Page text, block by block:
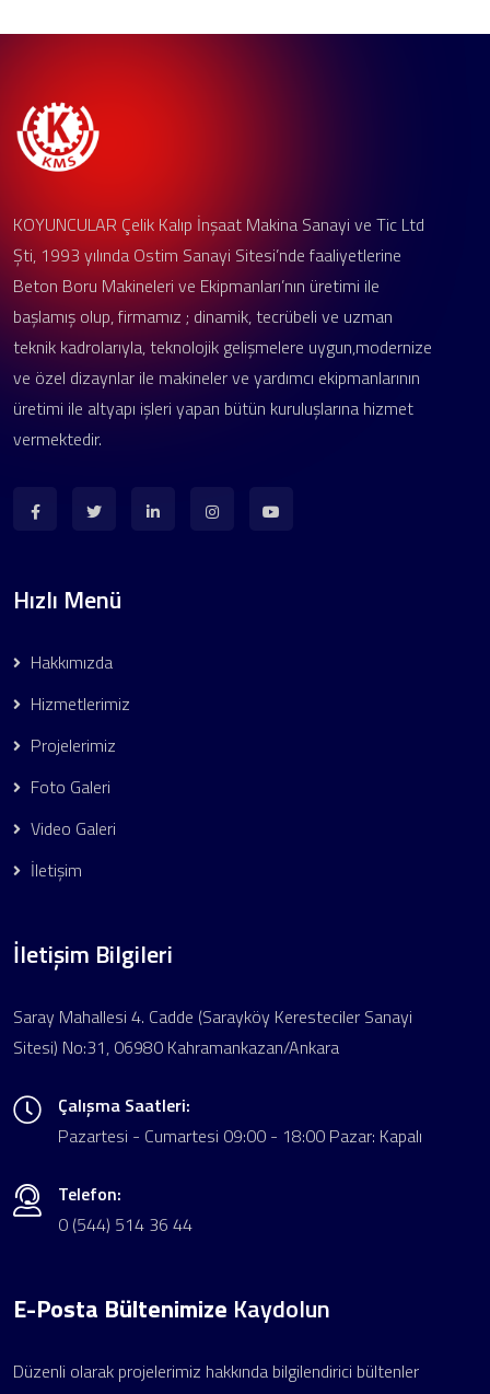
KOYUNCULAR Çelik Kalıp İnşaat Makina Sanayi ve Tic Ltd
Şti, 1993 yılında Ostim Sanayi Sitesi’nde faaliyetlerine
Beton Boru Makineleri ve Ekipmanları’nın üretimi ile
başlamış olup, firmamız ; dinamik, tecrübeli ve uzman
teknik kadrolarıyla, teknolojik gelişmelere uygun,modernize
ve özel dizaynlar ile makineler ve yardımcı ekipmanlarının
üretimi ile altyapı işleri yapan bütün kuruluşlarına hizmet
vermektedir.
Hızlı Menü
Hakkımızda
Hizmetlerimiz
Projelerimiz
Foto Galeri
Video Galeri
İletişim
İletişim Bilgileri
Saray Mahallesi 4. Cadde (Sarayköy Keresteciler Sanayi
Sitesi) No:31, 06980 Kahramankazan/Ankara
Çalışma Saatleri:
Pazartesi - Cumartesi 09:00 - 18:00 Pazar: Kapalı
Telefon:
0 (544) 514 36 44
E-Posta Bültenimize Kaydolun
Düzenli olarak projelerimiz hakkında bilgilendirici bültenler